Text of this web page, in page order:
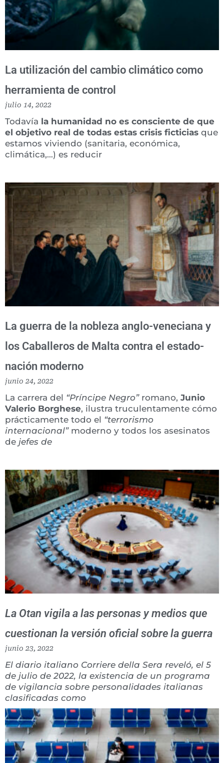
La utilización del cambio climático como
herramienta de control
julio 14, 2022
Todavía la humanidad no es consciente de que
el objetivo real de todas estas crisis ficticias que
estamos viviendo (sanitaria, económica,
climática,…) es reducir
La guerra de la nobleza anglo-veneciana y
los Caballeros de Malta contra el estado-
nación moderno
junio 24, 2022
La carrera del “Príncipe Negro” romano, Junio
Valerio Borghese, ilustra truculentamente cómo
prácticamente todo el “terrorismo
internacional”moderno y todos los asesinatos
de jefes de
La Otan vigila a las personas y medios que
cuestionan la versión oficial sobre la guerra
junio 23, 2022
El diario italiano Corriere della Sera reveló, el 5
de julio de 2022, la existencia de un programa
de ‎vigilancia sobre personalidades italianas
clasificadas como